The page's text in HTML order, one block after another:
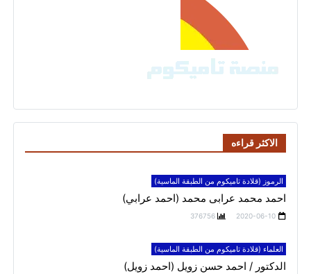
الاكثر قراءه
الرموز (قلادة تاميكوم من الطبقة الماسية)
احمد محمد عرابى محمد (احمد عرابي)
2020-06-10
376756
العلماء (قلادة تاميكوم من الطبقة الماسية)
الدكتور / احمد حسن زويل (احمد زويل)